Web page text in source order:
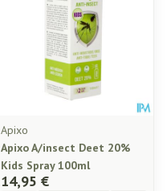
Apixo
Apixo A/insect Deet 20%
Kids Spray 100ml
14,95 €